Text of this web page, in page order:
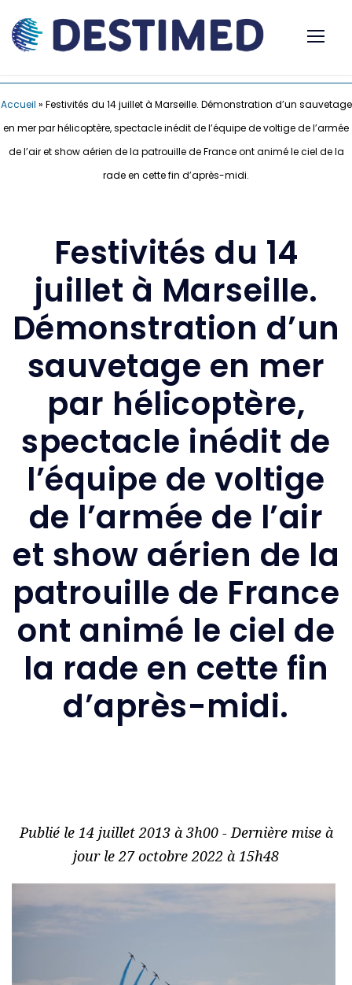
Accueil » Festivités du 14 juillet à Marseille. Démonstration d’un sauvetage
en mer par hélicoptère, spectacle inédit de l’équipe de voltige de l’armée
de l’air et show aérien de la patrouille de France ont animé le ciel de la
rade en cette fin d’après-midi.
Festivités du 14
juillet à Marseille.
Démonstration d’un
sauvetage en mer
par hélicoptère,
spectacle inédit de
l’équipe de voltige
de l’armée de l’air
et show aérien de la
patrouille de France
ont animé le ciel de
la rade en cette fin
d’après-midi.
jour le 27 octobre 2022 à 15h48